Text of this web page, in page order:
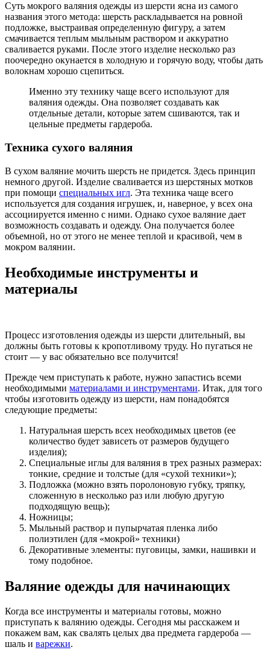
Суть мокрого валяния одежды из шерсти ясна из самого
названия этого метода: шерсть раскладывается на ровной
подложке, выстраивая определенную фигуру, а затем
смачивается теплым мыльным раствором и аккуратно
сваливается руками. После этого изделие несколько раз
поочередно окунается в холодную и горячую воду, чтобы дать
волокнам хорошо сцепиться.
Именно эту технику чаще всего используют для
валяния одежды. Она позволяет создавать как
отдельные детали, которые затем сшиваются, так и
цельные предметы гардероба.
Техника сухого валяния
В сухом валяние мочить шерсть не придется. Здесь принцип
немного другой. Изделие сваливается из шерстяных мотков
при помощи специальных игл. Эта техника чаще всего
используется для создания игрушек, и, наверное, у всех она
ассоциируется именно с ними. Однако сухое валяние дает
возможность создавать и одежду. Она получается более
объемной, но от этого не менее теплой и красивой, чем в
мокром валянии.
Необходимые инструменты и
материалы
Процесс изготовления одежды из шерсти длительный, вы
должны быть готовы к кропотливому труду. Но пугаться не
стоит — у вас обязательно все получится!
Прежде чем приступать к работе, нужно запастись всеми
необходимыми материалами и инструментами. Итак, для того
чтобы изготовить одежду из шерсти, нам понадобятся
следующие предметы:
Натуральная шерсть всех необходимых цветов (ее
количество будет зависеть от размеров будущего
изделия);
Специальные иглы для валяния в трех разных размерах:
тонкие, средние и толстые (для «сухой техники»);
Подложка (можно взять поролоновую губку, тряпку,
сложенную в несколько раз или любую другую
подходящую вещь);
Ножницы;
Мыльный раствор и пупырчатая пленка либо
полиэтилен (для «мокрой» техники)
Декоративные элементы: пуговицы, замки, нашивки и
тому подобное.
Валяние одежды для начинающих
Когда все инструменты и материалы готовы, можно
приступать к валянию одежды. Сегодня мы расскажем и
покажем вам, как свалять целых два предмета гардероба —
шаль и варежки.